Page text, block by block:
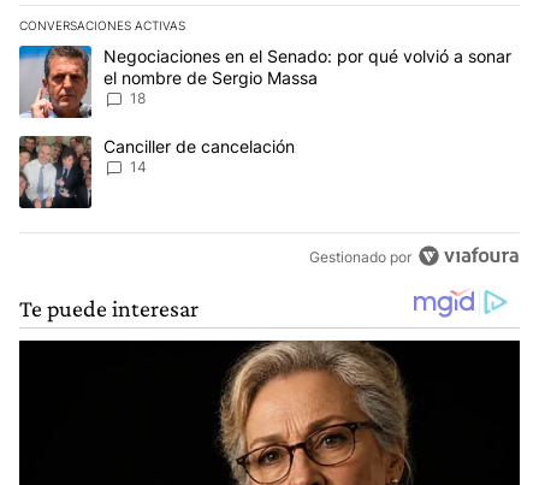
CONVERSACIONES ACTIVAS
Este listado muestra los artículos con más comentarios en los
Un artículo de tendencia con el título "Negociaciones en el
Negociaciones en el Senado: por qué volvió a sonar
el nombre de Sergio Massa
18
Un artículo de tendencia con el título "Canciller de cancelación"
Canciller de cancelación
14
Gestionado por